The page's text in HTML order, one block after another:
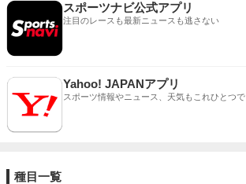
スポーツナビ公式アプリ
注目のレースも最新ニュースも逃さない
Yahoo! JAPANアプリ
スポーツ情報やニュース、天気もこれひとつで
種目一覧